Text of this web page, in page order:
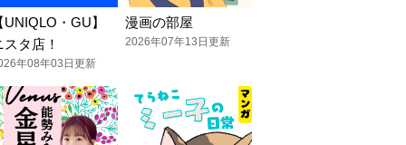
UNIQLO・GU】
スタ店！
年08年03日更新
漫画の部屋
2026年07年13日更新